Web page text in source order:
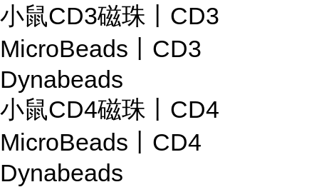
小鼠CD3磁珠丨CD3
MicroBeads丨CD3
Dynabeads
小鼠CD4磁珠丨CD4
MicroBeads丨CD4
Dynabeads